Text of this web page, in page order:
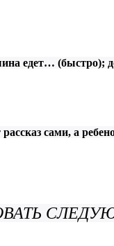
едет…
сами, а